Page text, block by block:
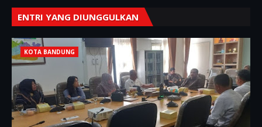
ENTRI YANG DIUNGGULKAN
KOTA BANDUNG